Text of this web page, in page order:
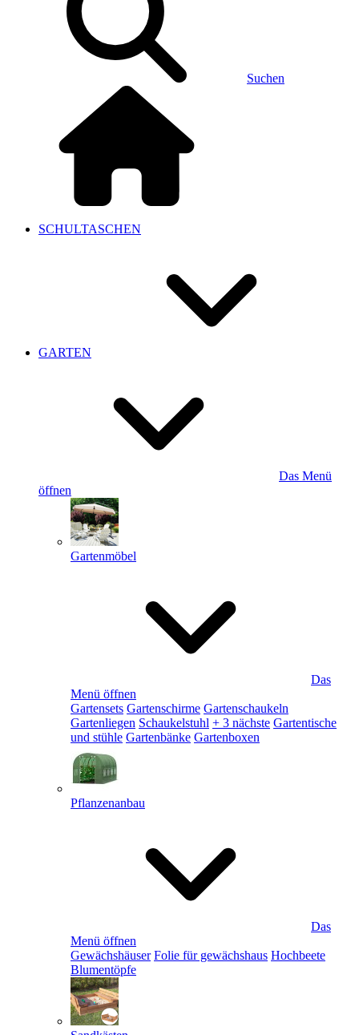
Suchen
SCHULTASCHEN
GARTEN
Das Menü
öffnen
Gartenmöbel
Das
Menü öffnen
Gartensets Gartenschirme Gartenschaukeln
Gartenliegen Schaukelstuhl + 3 nächste Gartentische
und stühle Gartenbänke Gartenboxen
Pflanzenanbau
Das
Menü öffnen
Gewächshäuser Folie für gewächshaus Hochbeete
Blumentöpfe